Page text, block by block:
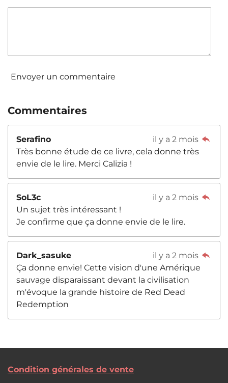
Envoyer un commentaire
Commentaires
Serafino
il y a 2 mois
Très bonne étude de ce livre, cela donne très
envie de le lire. Merci Calizia !
SoL3c
il y a 2 mois
Un sujet très intéressant !
Je confirme que ça donne envie de le lire.
Dark_sasuke
il y a 2 mois
Ça donne envie! Cette vision d'une Amérique
sauvage disparaissant devant la civilisation
m'évoque la grande histoire de Red Dead
Redemption
Condition générales de vente